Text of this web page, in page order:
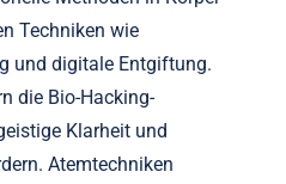
Klangheilung das
fördert. Neurofeedback
der Gehirnwellen,
mentale Optimierung
Methoden tragen zu